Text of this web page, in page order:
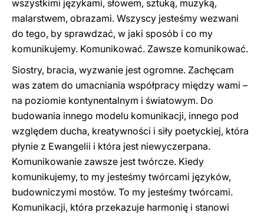
wszystkimi językami, słowem, sztuką, muzyką,
malarstwem, obrazami. Wszyscy jesteśmy wezwani
do tego, by sprawdzać, w jaki sposób i co my
komunikujemy. Komunikować. Zawsze komunikować.
Siostry, bracia, wyzwanie jest ogromne. Zachęcam
was zatem do umacniania współpracy między wami –
na poziomie kontynentalnym i światowym. Do
budowania innego modelu komunikacji, innego pod
względem ducha, kreatywności i siły poetyckiej, która
płynie z Ewangelii i która jest niewyczerpana.
Komunikowanie zawsze jest twórcze. Kiedy
komunikujemy, to my jesteśmy twórcami języków,
budowniczymi mostów. To my jesteśmy twórcami.
Komunikacji, która przekazuje harmonię i stanowi